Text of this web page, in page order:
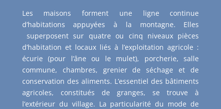
Les maisons forment une ligne continue
d’habitations appuyées à la montagne. Elles
superposent sur quatre ou cinq niveaux pièces
d’habitation et locaux liés à l’exploitation agricole :
écurie (pour l’âne ou le mulet), porcherie, salle
commune, chambres, grenier de séchage et de
conservation des aliments. L’essentiel des bâtiments
agricoles, constitués de granges, se trouve à
l’extérieur du village. La particularité du mode de